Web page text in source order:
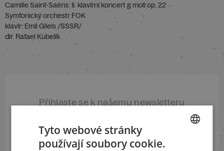
Camille Saint-Saëns: Il. klavírní koncert g moll op. 22
Symfonický orchestr FOK
klavír: Emil Gilels /SSSR/
dir. Rafael Kubelík
Přihlaste se k našemu newsletteru
ODEBÍRAT NEWSLETTER
Tyto webové stránky
používají soubory cookie.